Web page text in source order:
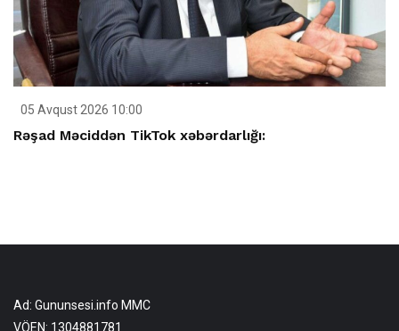
05 Avqust 2026 10:00
Rəşad Məciddən TikTok xəbərdarlığı:
Ad: Gununsesi.info MMC
VÖEN: 1304881781